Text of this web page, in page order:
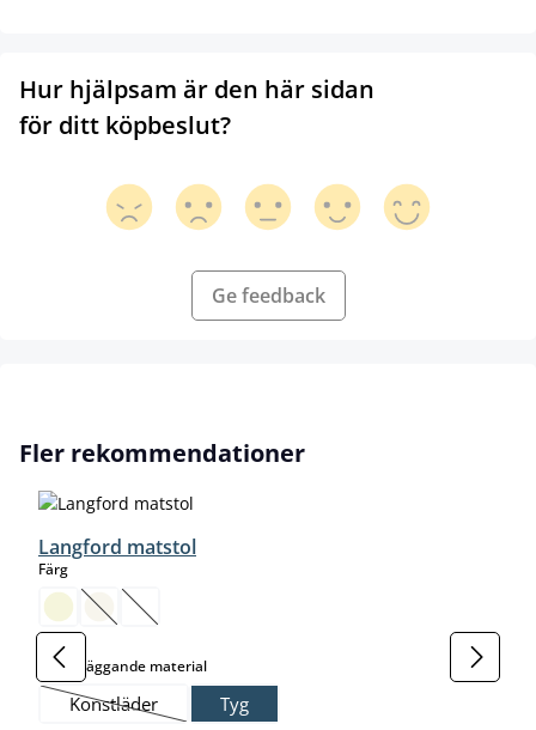
Hur hjälpsam är den här sidan
för ditt köpbeslut?
Ge feedback
Hoppa över produktgalleri
Fler rekommendationer
Langford matstol
Färgselect
(Det här alternativet är för närvarande inte tillgängligt.)
(Det här alternativet är för närvarande inte tillgängligt.)
Grundläggande materialselect
Konstläder
(Det här alternativet är för närvarande inte tillgängligt.)
Tyg